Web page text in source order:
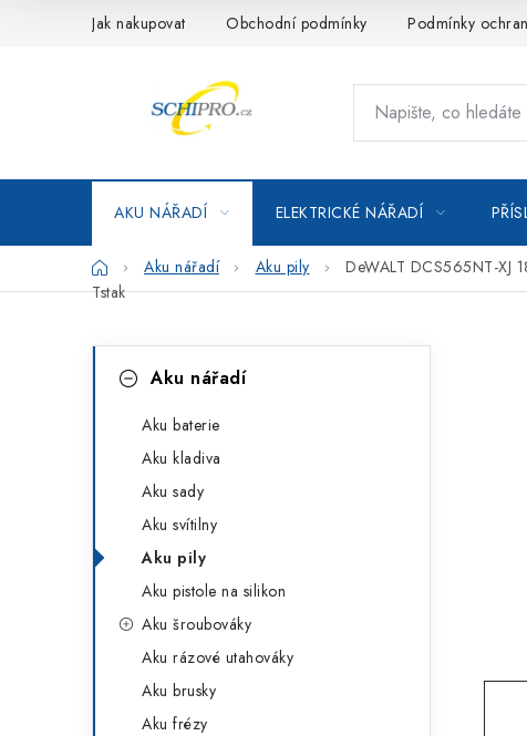
Jak nakupovat Obchodní podmínky Podmínky
AKU NÁŘADÍ ELEKTRICKÉ NÁŘADÍ
DomůAku nářadí Aku pily
DeWALT DCS565NT-
Tstak
a
kategorie
o
Aku nářadí
Aku baterie
Aku kladiva
Aku sady
Aku svítilny
Aku pily
Aku pistole na silikon
Aku šroubováky
Aku rázové utahováky
Aku brusky
Aku frézy